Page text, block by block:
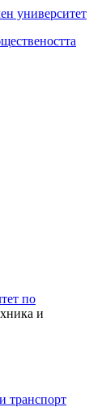
по
и
транспорт